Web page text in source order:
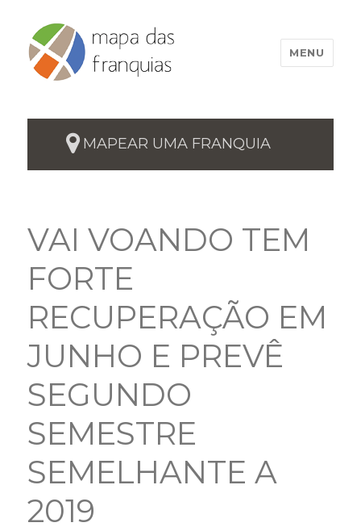
MENU
MAPEAR UMA FRANQUIA
VAI VOANDO TEM
FORTE
RECUPERAÇÃO EM
JUNHO E PREVÊ
SEGUNDO
SEMESTRE
SEMELHANTE A
2019